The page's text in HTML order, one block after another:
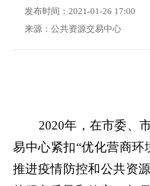
发布时间：2021-01-26 17:00
来源：公共资源交易中心
2020年，在市委、
易中心紧扣“优化营商环
推进疫情防控和公共资